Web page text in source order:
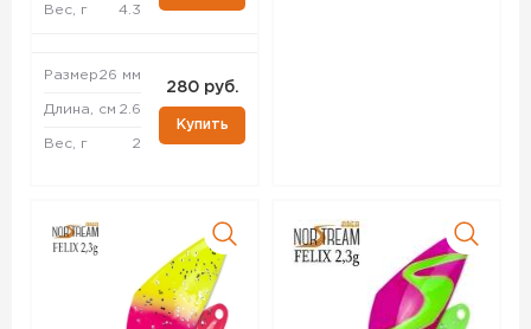
Вес, г 4.3
Размер26 мм
Длина, см 2.6
Вес, г 2
280 руб.
Купить